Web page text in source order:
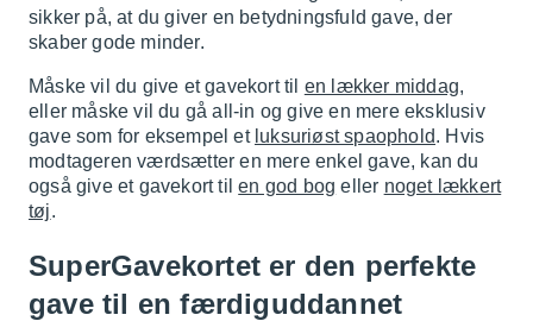
sikker på, at du giver en betydningsfuld gave, der
skaber gode minder.
Måske vil du give et gavekort til en lækker middag,
eller måske vil du gå all-in og give en mere eksklusiv
gave som for eksempel et luksuriøst spaophold. Hvis
modtageren værdsætter en mere enkel gave, kan du
også give et gavekort tilen god bog eller noget lækkert
tøj.
SuperGavekortet er den perfekte
gave til en færdiguddannet